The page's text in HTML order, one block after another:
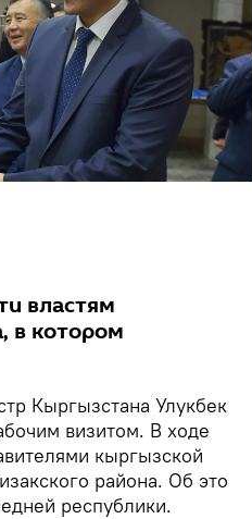
властям
в котором
Кыргызстана Улукбек
визитом. В ходе
кыргызской
района. Об это
республики.